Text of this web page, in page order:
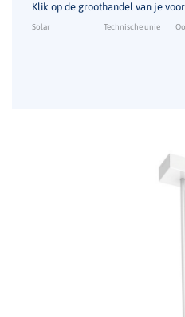
Klik op de groothandel van je
Solar Technische unie